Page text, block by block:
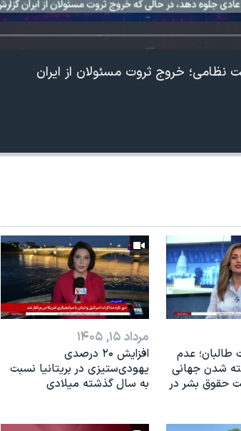
240p
360p
720p
1080p
خروج ثروت مسئولان از ایران
عدم
شدن جهانی
حقوق بشر در
مرداد ۱۵, ۱۴۰۵
افزایش ۲۰ درصدی
یهودی‌ستیزی در بریتانیا نسبت
به سال گذشته میلادی